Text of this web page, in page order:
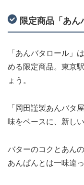
限定商品「あん
「あんバタロール」
める限定商品。東京
ょう。
「岡田謹製あんバタ
味をベースに、新し
バターのコクとあん
あんぱんとは一味違